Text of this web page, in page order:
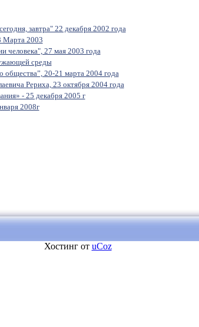
завтра" 22 декабря 2002 года
Марта 2003
человека", 27 мая 2003 года
среды
общества”, 20-21 марта 2004 года
Рериха, 23 октября 2004 года
- 25 декабря 2005 г
2008г
Хостинг от uCoz